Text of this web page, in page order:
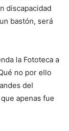
discapacidad
bastón, será
la Fototeca a
no por ello
del
apenas fue